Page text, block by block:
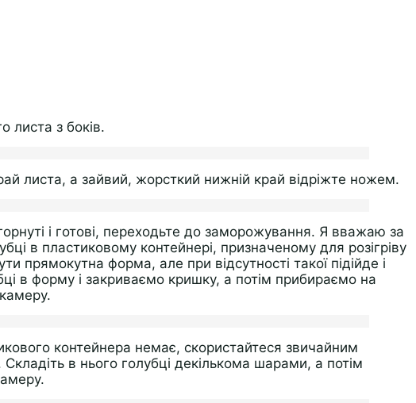
листа з боків.
листа, а зайвий, жорсткий нижній край відріжте ножем.
і готові, переходьте до заморожування. Я вважаю за
в пластиковому контейнері, призначеному для розігріву
прямокутна форма, але при відсутності такої підійде і
в форму і закриваємо кришку, а потім прибираємо на
контейнера немає, скористайтеся звичайним
в нього голубці декількома шарами, а потім